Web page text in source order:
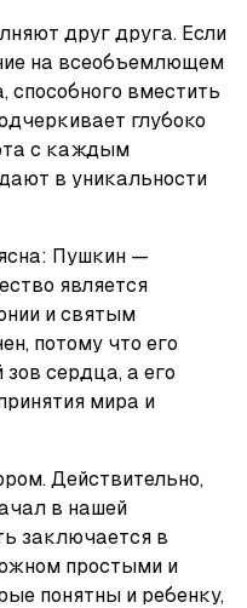
друг друга. Если
на всеобъемлющем
способного вместить
глубоко
с каждым
в уникальности
Пушкин —
является
и святым
потому что его
сердца, а его
мира и
Действительно,
в нашей
заключается в
простыми и
понятны и ребенку,